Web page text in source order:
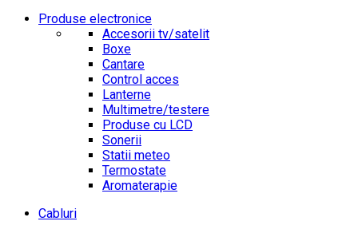
Produse electronice
Accesorii tv/satelit
Boxe
Cantare
Control acces
Lanterne
Multimetre/testere
Produse cu LCD
Sonerii
Statii meteo
Termostate
Aromaterapie
Cabluri